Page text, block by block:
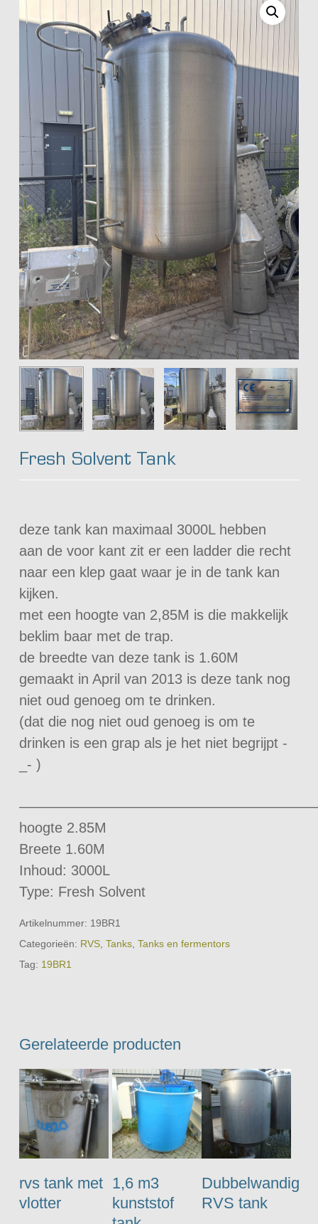
Fresh Solvent Tank
deze tank kan maximaal 3000L hebben
aan de voor kant zit er een ladder die recht
naar een klep gaat waar je in de tank kan
kijken.
met een hoogte van 2,85M is die makkelijk
beklim baar met de trap.
de breedte van deze tank is 1.60M
gemaakt in April van 2013 is deze tank nog
niet oud genoeg om te drinken.
(dat die nog niet oud genoeg is om te
drinken is een grap als je het niet begrijpt -
_- )
hoogte 2.85M
Breete 1.60M
Inhoud: 3000L
Type: Fresh Solvent
Artikelnummer: 19BR1
Categorieën: RVS, Tanks, Tanks en fermentors
Tag: 19BR1
Gerelateerde producten
rvs tank met
vlotter
1,6 m3
kunststof
Dubbelwandig
RVS tank